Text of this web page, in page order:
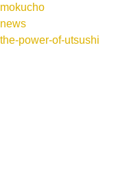
mokucho
news
the-power-of-utsushi